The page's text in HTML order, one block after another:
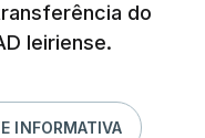
do
leiriense.
INFORMATIVA